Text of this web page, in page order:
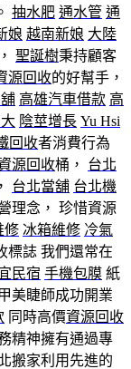
抽水肥 通水管 通
娘 越南新娘 大陸
聖誕樹秉持顧客
源回收的好幫手，
高雄汽車借款 高
陰莖增長 Yu Hsi
回收者消費行為
源回收桶， 台北
台北當舖 台北機
理念， 珍惜資源
修 冰箱維修 冷氣
標誌 我們還常在
民宿 手機包膜 紙
美睫師成功開業
同時高價資源回收
精神擁有通過專
搬家利用先進的